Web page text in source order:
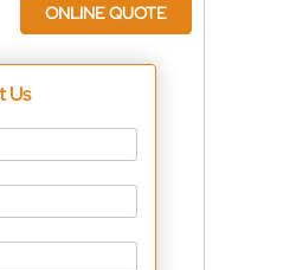
ONLINE QUOTE
Us